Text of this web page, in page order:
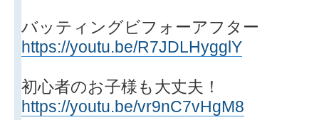
バッティングビフォーアフター
https://youtu.be/R7JDLHygglY
初心者のお子様も大丈夫！
https://youtu.be/vr9nC7vHgM8